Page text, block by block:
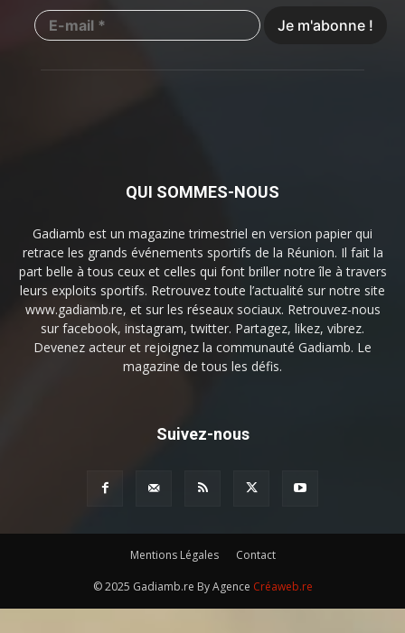
QUI SOMMES-NOUS
Gadiamb est un magazine trimestriel en version papier qui
retrace les grands événements sportifs de la Réunion. Il fait la
part belle à tous ceux et celles qui font briller notre île à travers
leurs exploits sportifs. Retrouvez toute l’actualité sur notre site
www.gadiamb.re, et sur les réseaux sociaux. Retrouvez-nous
sur facebook, instagram, twitter. Partagez, likez, vibrez.
Devenez acteur et rejoignez la communauté Gadiamb. Le
magazine de tous les défis.
Suivez-nous
Mentions Légales Contact
© 2025 Gadiamb.re By Agence Créaweb.re